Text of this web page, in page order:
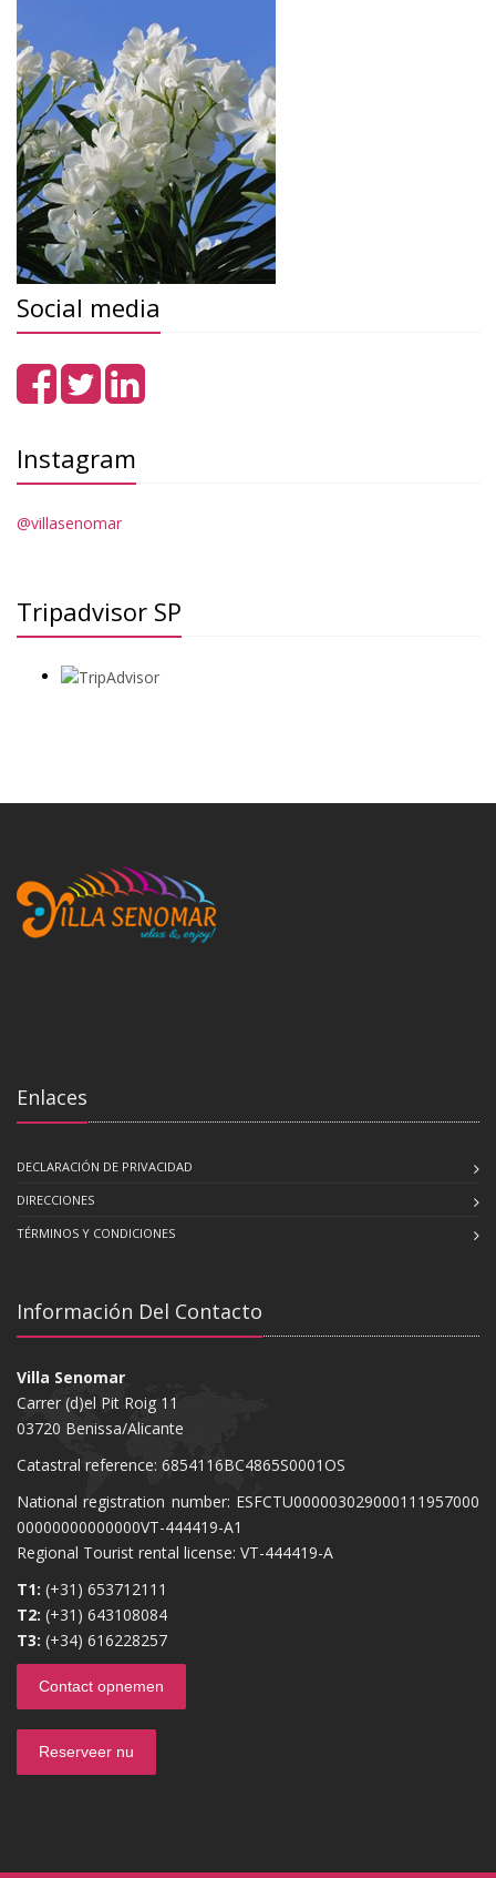
Social media
Instagram
@villasenomar
Tripadvisor SP
Enlaces
DECLARACIÓN DE PRIVACIDAD
DIRECCIONES
TÉRMINOS Y CONDICIONES
Información Del Contacto
Villa Senomar
Carrer (d)el Pit Roig 11
03720 Benissa/Alicante
Catastral reference: 6854116BC4865S0001OS
National registration number: ESFCTU000003029000111957000
00000000000000VT-444419-A1
Regional Tourist rental license: VT-444419-A
T1: (+31) 653712111
T2: (+31) 643108084
T3: (+34) 616228257
Contact opnemen
Reserveer nu